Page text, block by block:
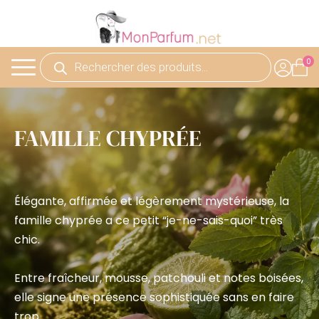
Recherche
de
produits
FAMILLE CHYPRÉE
Élégante, affirmée et légèrement mystérieuse, la
famille chyprée a ce petit “je-ne-sais-quoi” très
chic.
Entre fraîcheur, mousse, patchouli et notes boisées,
elle signe une présence sophistiquée sans en faire